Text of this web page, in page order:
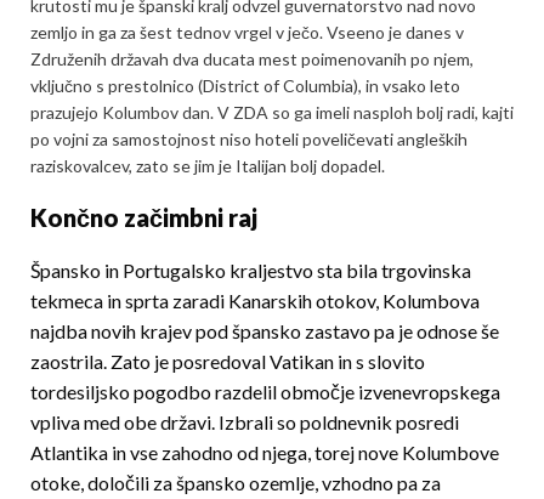
krutosti mu je španski kralj odvzel guvernatorstvo nad novo
zemljo in ga za šest tednov vrgel v ječo. Vseeno je danes v
Združenih državah dva ducata mest poimenovanih po njem,
vključno s prestolnico (District of Columbia), in vsako leto
prazujejo Kolumbov dan. V ZDA so ga imeli nasploh bolj radi, kajti
po vojni za samostojnost niso hoteli poveličevati angleških
raziskovalcev, zato se jim je Italijan bolj dopadel.
Končno začimbni raj
Špansko in Portugalsko kraljestvo sta bila trgovinska
tekmeca in sprta zaradi Kanarskih otokov, Kolumbova
najdba novih krajev pod špansko zastavo pa je odnose še
zaostrila. Zato je posredoval Vatikan in s slovito
tordesiljsko pogodbo razdelil območje izvenevropskega
vpliva med obe državi. Izbrali so poldnevnik posredi
Atlantika in vse zahodno od njega, torej nove Kolumbove
otoke, določili za špansko ozemlje, vzhodno pa za